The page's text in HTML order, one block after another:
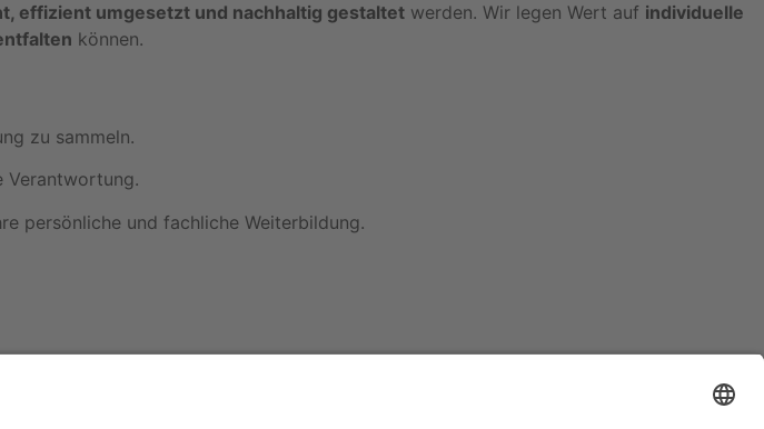
effizient umgesetzt und nachhaltig gestaltet werden. Wir legen Wert auf individuelle
können.
zu sammeln.
Verantwortung.
persönliche und fachliche Weiterbildung.